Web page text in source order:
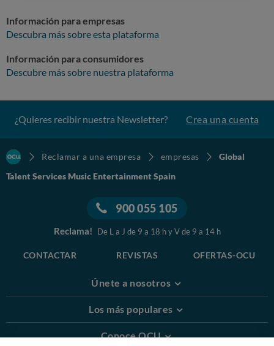
Información para empresas
Descubra más sobre esta plataforma
Información para consumidores
Descubre más sobre nuestra plataforma
¿Quieres recibir nuestra Newsletter? Crea una cuenta
Reclamar a una empresa empresas
Global
Talent Services Music Entertainment Spain
900 055 105
Reclama! De L a J de 9 a 18 h y V de 9 a 14 h
CONTACTAR REVISTAS OFERTAS-OCU
Únete a nosotros
Los más populares
Conoce OCU